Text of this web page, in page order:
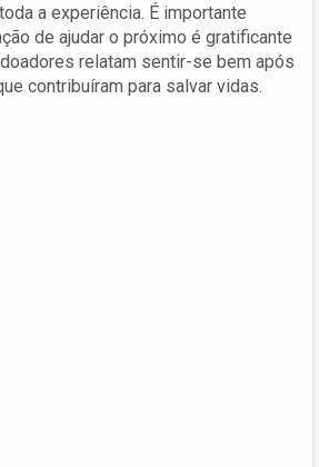
a experiência. É importante
de ajudar o próximo é gratificante
relatam sentir-se bem após
contribuíram para salvar vidas.